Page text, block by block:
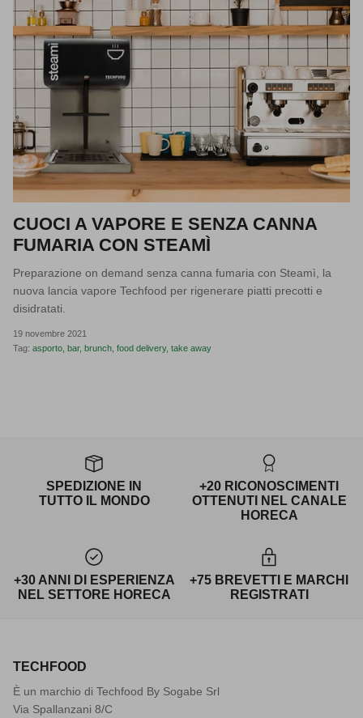
CUOCI A VAPORE E SENZA CANNA
FUMARIA CON STEAMÌ
Preparazione on demand senza canna fumaria con Steamì, la
nuova lancia vapore Techfood per rigenerare piatti precotti e
disidratati.
19 novembre 2021
Tag: asporto bar brunch food delivery take away
SPEDIZIONE IN
TUTTO IL MONDO
+20 RICONOSCIMENTI
OTTENUTI NEL CANALE
HORECA
+30 ANNI DI ESPERIENZA
NEL SETTORE HORECA
+75 BREVETTI E MARCHI
REGISTRATI
TECHFOOD
È un marchio di Techfood By Sogabe Srl
Via Spallanzani 8/C